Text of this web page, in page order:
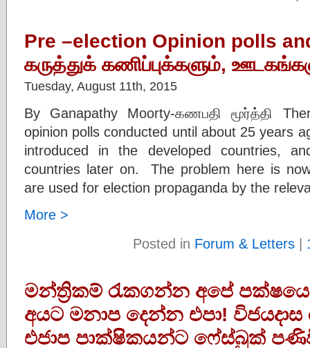
Pre –election Opinion polls
கருத்துக் கணிப்புக்களும்,
Tuesday, August 11th, 2015
By Ganapathy Moorty-கணபதி மூர்த்தி
opinion polls conducted until about 25 years
introduced in the developed countries,
countries later on. The problem here is
are used for election propaganda by the
More >
Posted in Forum & Letters|
මන්ත්‍රිකම් රැකගන්න අපේ
අයට මනාප දෙන්න එපා!
එජාප පාක්ෂිකයන්ට ෆේස්බුක්